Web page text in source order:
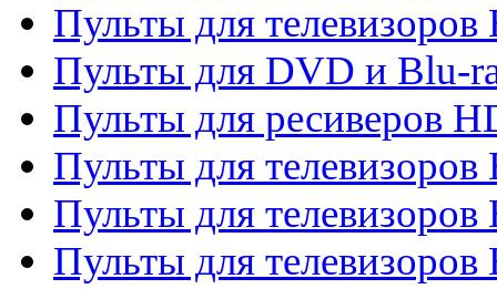
Пульты для телевизоров
Пульты для DVD и Blu-
Пульты для ресиверов
Пульты для
Пульты для телевизоров
Пульты для телевизоров